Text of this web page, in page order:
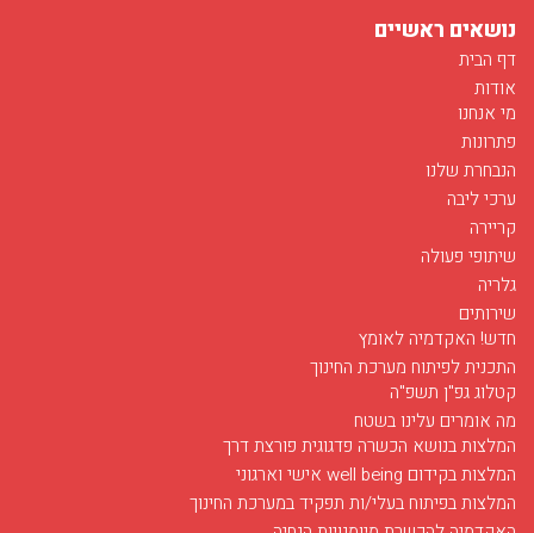
נושאים ראשיים
דף הבית
אודות
מי אנחנו
פתרונות
הנבחרת שלנו
ערכי ליבה
קריירה
שיתופי פעולה
גלריה
שירותים
חדש! האקדמיה לאומץ
התכנית לפיתוח מערכת החינוך
קטלוג גפ"ן תשפ"ה
מה אומרים עלינו בשטח
המלצות בנושא הכשרה פדגוגית פורצת דרך
המלצות בקידום well being אישי וארגוני
המלצות בפיתוח בעלי/ות תפקיד במערכת החינוך